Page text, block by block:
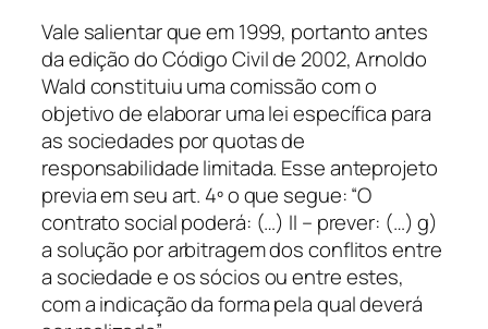
Vale salientar que em 1999, portanto antes
da edição do Código Civil de 2002, Arnoldo
Wald constituiu uma comissão com o
objetivo de elaborar uma lei específica para
as sociedades por quotas de
responsabilidade limitada. Esse anteprojeto
previa em seu art. 4º o que segue: “O
contrato social poderá: (…) II – prever: (…) g)
a solução por arbitragem dos conflitos entre
a sociedade e os sócios ou entre estes,
com a indicação da forma pela qual deverá